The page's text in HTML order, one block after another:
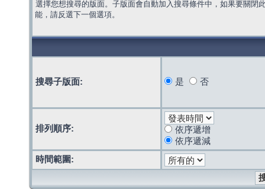
選擇您想搜尋的版面。子版面會自動加入搜尋條件中，如果要關閉
能，請反選下一個選項。
搜尋子版面: 是 否
排列順序:
依序遞增
依序遞減
時間範圍: